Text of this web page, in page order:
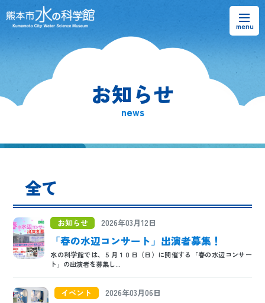
熊本市水の科学館とは
お問い合わせ
お知らせ
news
全て
お知らせ 2026年03月12日
「春の水辺コンサート」出演者募集！
水の科学館では、５月１０日（日）に開催する「春の水辺コンサー
ト」の出演者を募集し...
イベント 2026年03月06日